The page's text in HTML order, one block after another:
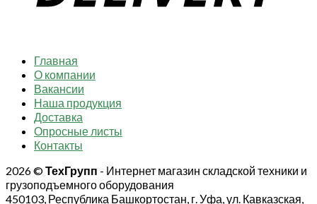
Главная
О компании
Вакансии
Наша продукция
Доставка
Опросные листы
Контакты
2026 ©ТехГрупп - Интернет магазин складской техники и
грузоподъемного оборудования
450103, Республика Башкортостан, г. Уфа, ул. Кавказская,